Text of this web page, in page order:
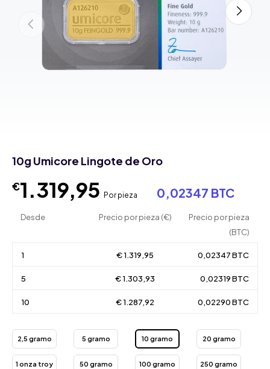
10g Umicore Lingote de Oro
€1.319,95 Por pieza 0,02347 BTC
Desde Precio por pieza (€)
Precio por pieza
(BTC)
1 € 1.319,95 0,02347 BTC
5 € 1.303,93 0,02319 BTC
10 € 1.287,92 0,02290 BTC
2,5 gramo 5 gramo 10 gramo 20 gramo
1 onza troy 50 gramo 100 gramo 250 gramo